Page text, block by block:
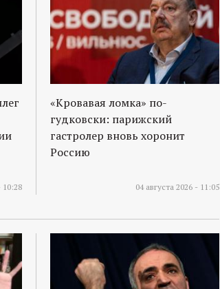
10:28
«Кровавая ломка» по-
гудковски: парижский
гастролер вновь хоронит
Россию
04 августа 2026 - 11:05